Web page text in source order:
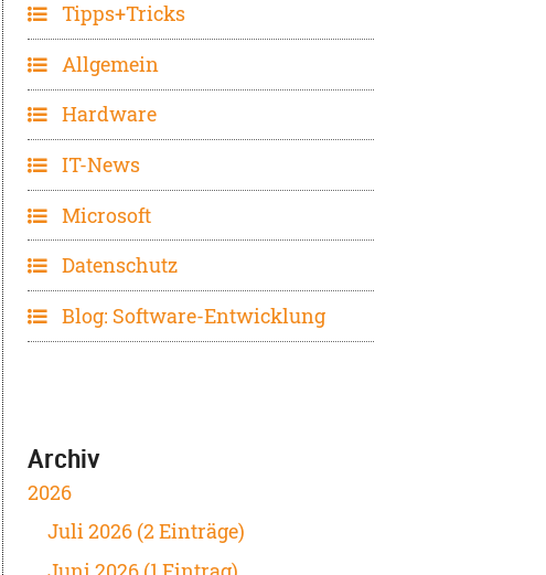
Tipps+Tricks
Allgemein
Hardware
IT-News
Microsoft
Datenschutz
Blog: Software-Entwicklung
Archiv
2026
Juli 2026 (2 Einträge)